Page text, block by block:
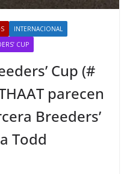
INTERNACIONAL
CUP
Cup (#
parecen
Breeders’
Todd